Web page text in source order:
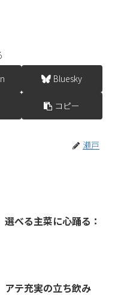
Bluesky
コピー
瀬戸
選べる主菜に心踊る：
アテ充実の立ち飲み